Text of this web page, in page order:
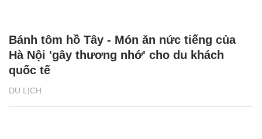
DU LỊCH
Bánh tôm hồ Tây - Món ăn nức tiếng của
Hà Nội 'gây thương nhớ' cho du khách
quốc tế